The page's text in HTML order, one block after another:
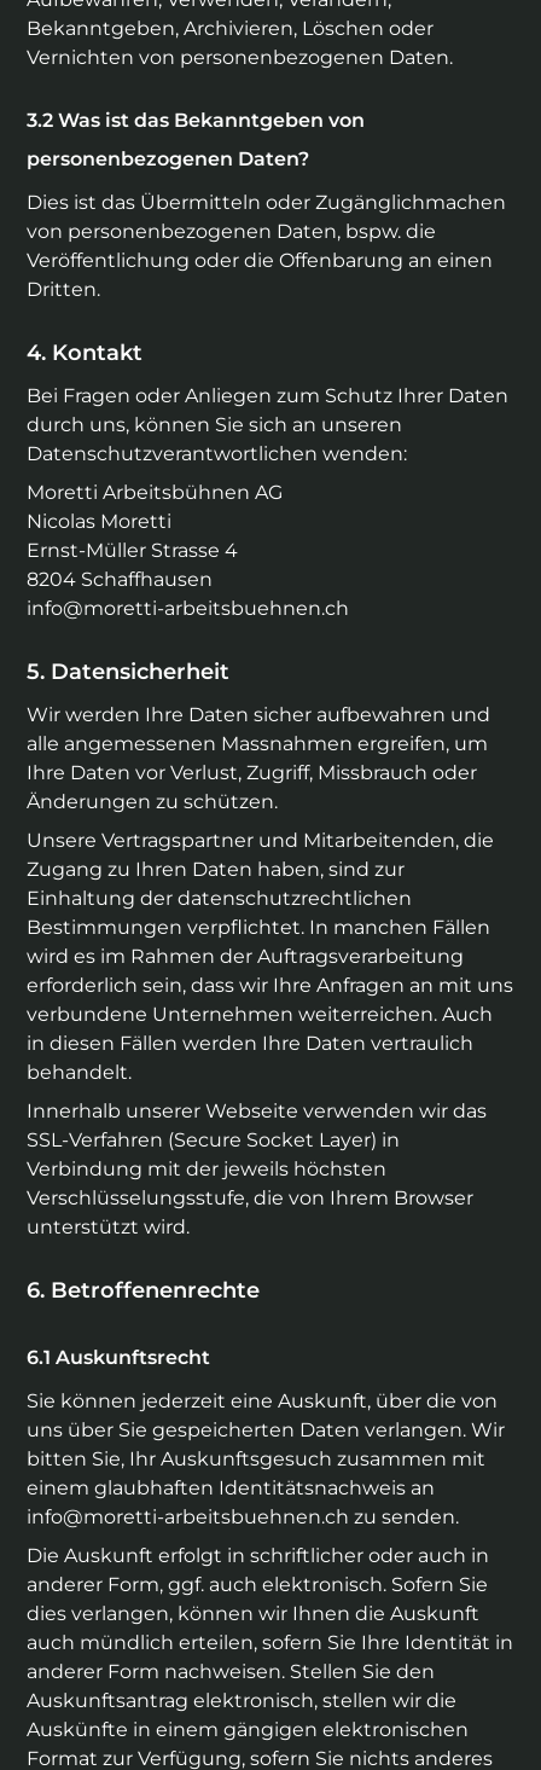
Bekanntgeben, Archivieren, Löschen oder
Vernichten von personenbezogenen Daten.
Was ist das Bekanntgeben von
personenbezogenen Daten?
Dies ist das Übermitteln oder Zugänglichmachen
von personenbezogenen Daten, bspw. die
Veröffentlichung oder die Offenbarung an einen
Dritten.
Kontakt
Bei Fragen oder Anliegen zum Schutz Ihrer Daten
durch uns, können Sie sich an unseren
Datenschutzverantwortlichen wenden:
Moretti Arbeitsbühnen AG
Nicolas Moretti
Ernst-Müller Strasse 4
8204 Schaffhausen
info@moretti-arbeitsbuehnen.ch
Datensicherheit
Wir werden Ihre Daten sicher aufbewahren und
alle angemessenen Massnahmen ergreifen, um
Ihre Daten vor Verlust, Zugriff, Missbrauch oder
Änderungen zu schützen.
Unsere Vertragspartner und Mitarbeitenden, die
Zugang zu Ihren Daten haben, sind zur
Einhaltung der datenschutzrechtlichen
Bestimmungen verpflichtet. In manchen Fällen
wird es im Rahmen der Auftragsverarbeitung
erforderlich sein, dass wir Ihre Anfragen an mit uns
verbundene Unternehmen weiterreichen. Auch
in diesen Fällen werden Ihre Daten vertraulich
behandelt.
Innerhalb unserer Webseite verwenden wir das
SSL-Verfahren (Secure Socket Layer) in
Verbindung mit der jeweils höchsten
Verschlüsselungsstufe, die von Ihrem Browser
unterstützt wird.
Betroffenenrechte
Auskunftsrecht
Sie können jederzeit eine Auskunft, über die von
uns über Sie gespeicherten Daten verlangen. Wir
bitten Sie, Ihr Auskunftsgesuch zusammen mit
einem glaubhaften Identitätsnachweis an
info@moretti-arbeitsbuehnen.ch zu senden.
Die Auskunft erfolgt in schriftlicher oder auch in
anderer Form, ggf. auch elektronisch. Sofern Sie
dies verlangen, können wir Ihnen die Auskunft
auch mündlich erteilen, sofern Sie Ihre Identität in
anderer Form nachweisen. Stellen Sie den
Auskunftsantrag elektronisch, stellen wir die
Auskünfte in einem gängigen elektronischen
Format zur Verfügung, sofern Sie nichts anderes